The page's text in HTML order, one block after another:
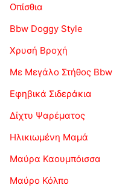
Οπίσθια
Bbw Doggy Style
Χρυσή Βροχή
Με Μεγάλο Στήθος Bbw
Εφηβικά Σιδεράκια
Δίχτυ Ψαρέματος
Ηλικιωμένη Μαμά
Μαύρα Καουμπόισσα
Μαύρο Κόλπο